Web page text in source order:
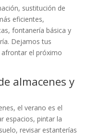
sustitución de
eficientes,
fontanería básica y
Dejamos tus
el próximo
almacenes y
el verano es el
espacios, pintar la
revisar estanterías